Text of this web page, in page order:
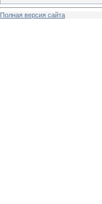
Полная версия сайта